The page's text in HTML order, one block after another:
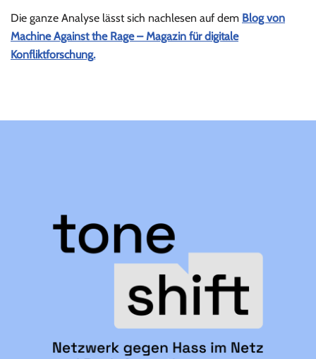
Die ganze Analyse lässt sich nachlesen auf dem Blog von
Machine Against the Rage – Magazin für digitale
Konfliktforschung.